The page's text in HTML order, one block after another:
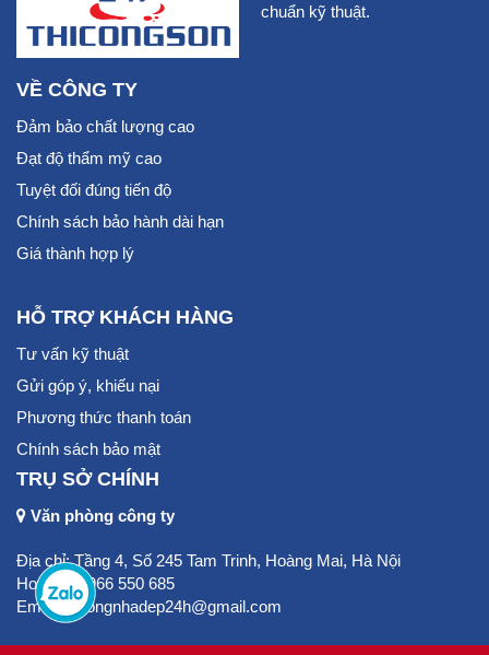
chuẩn kỹ thuật.
VỀ CÔNG TY
Đảm bảo chất lượng cao
Đạt độ thẩm mỹ cao
Tuyệt đối đúng tiến độ
Chính sách bảo hành dài hạn
Giá thành hợp lý
HỖ TRỢ KHÁCH HÀNG
Tư vấn kỹ thuật
Gửi góp ý, khiếu nại
Phương thức thanh toán
Chính sách bảo mật
TRỤ SỞ CHÍNH
Văn phòng công ty
Địa chỉ: Tầng 4, Số 245 Tam Trinh, Hoàng Mai, Hà Nội
Hotline: 0966 550 685
Email:thicongnhadep24h@gmail.com